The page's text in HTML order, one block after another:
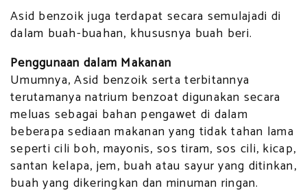
Asid benzoik juga terdapat secara semulajadi di
dalam buah-buahan, khususnya buah beri.
Penggunaan dalam Makanan
Umumnya, Asid benzoik serta terbitannya
terutamanya natrium benzoat digunakan secara
meluas sebagai bahan pengawet di dalam
beberapa sediaan makanan yang tidak tahan lama
seperti cili boh, mayonis, sos tiram, sos cili, kicap,
santan kelapa, jem, buah atau sayur yang ditinkan,
buah yang dikeringkan dan minuman ringan.